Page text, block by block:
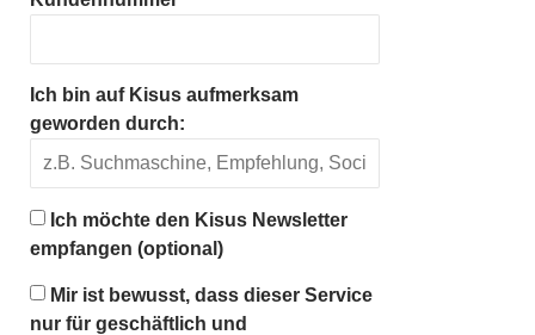
Ich bin auf Kisus aufmerksam
geworden durch:
Ich möchte den Kisus Newsletter
empfangen (optional)
Mir ist bewusst, dass dieser Service
nur für geschäftlich und